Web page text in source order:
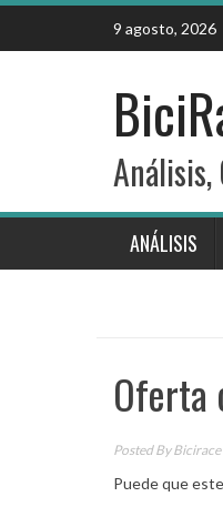
Skip
content
9 agosto, 2026
ANÁLISIS
Oferta
Posted ByBicirace
Puede que